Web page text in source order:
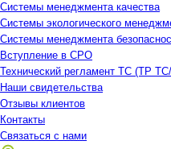
Системы менеджмента качества
Системы экологического
Системы менеджмента
Вступление в СРО
Технический регламент ТС (ТР
Наши свидетельства
Отзывы клиентов
Контакты
Связаться с нами